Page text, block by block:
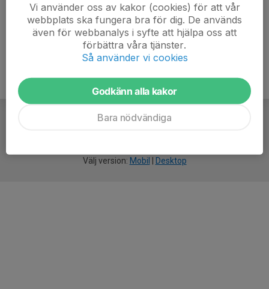
Välj version: Mobil Desktop
Vi använder oss av kakor (cookies) för att vår
webbplats ska fungera bra för dig. De används
även för webbanalys i syfte att hjälpa oss att
förbättra våra tjänster.
Så använder vi cookies
Godkänn alla kakor
Bara nödvändiga